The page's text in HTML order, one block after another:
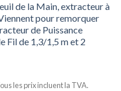
de la Main, extracteur à
pour remorquer
de Puissance
Fil de 1,3/1,5 m et 2
les prix incluent la TVA.